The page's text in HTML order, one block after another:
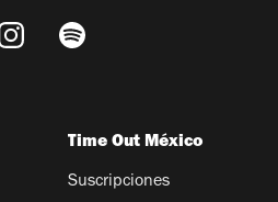
Time Out México
Suscripciones